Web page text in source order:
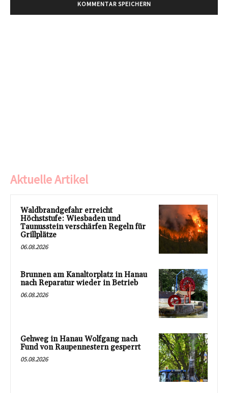
Aktuelle Artikel
Waldbrandgefahr erreicht
Höchststufe: Wiesbaden und
Taunusstein verschärfen Regeln für
Grillplätze
06.08.2026
Brunnen am Kanaltorplatz in Hanau
nach Reparatur wieder in Betrieb
06.08.2026
Gehweg in Hanau Wolfgang nach
Fund von Raupennestern gesperrt
05.08.2026